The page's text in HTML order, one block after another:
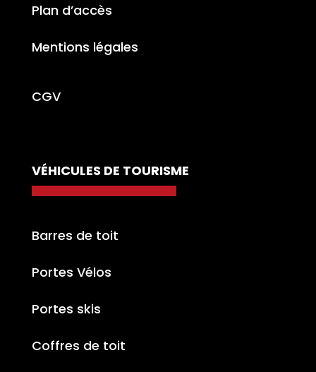
Plan d’accès
Mentions légales
CGV
VÉHICULES DE TOURISME
Barres de toit
Portes Vélos
Portes skis
Coffres de toit